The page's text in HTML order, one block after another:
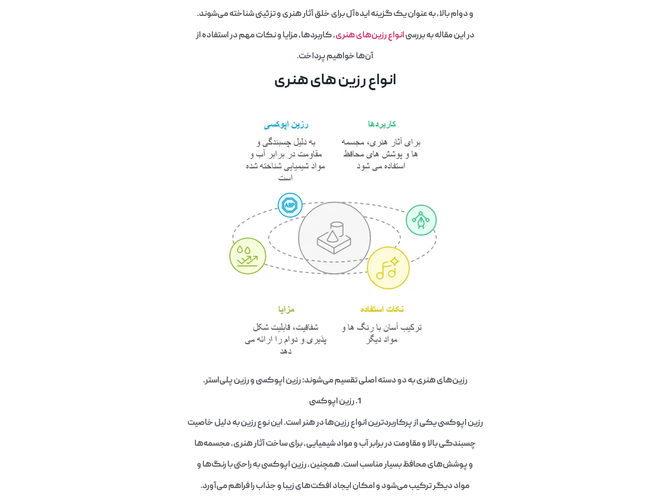
و دوام بالا، به عنوان یک گزینه ایده‌آل برای خلق آثار هنری و تزئینی شناخته می‌شوند.
در این مقاله به بررسیانواع رزین‌های هنری، کاربردها، مزایا و نکات مهم در استفاده از
آن‌ها خواهیم پرداخت.
انواع رزین های هنری
رزین‌های هنری به دو دسته اصلی تقسیم می‌شوند: رزین اپوکسی و رزین پلی‌استر.
1. رزین اپوکسی
رزین اپوکسی یکی از پرکاربردترین انواع رزین‌ها در هنر است.این نوع رزین به دلیل خاصیت
چسبندگی بالا و مقاومت در برابر آب و مواد شیمیایی، برای ساخت آثار هنری، مجسمه‌ها
و پوشش‌های محافظ بسیار مناسب است. همچنین، رزین اپوکسی به راحتی با رنگ‌ها و
مواد دیگر ترکیب می‌شود و امکان ایجاد افکت‌های زیبا و جذاب را فراهم می‌آورد.